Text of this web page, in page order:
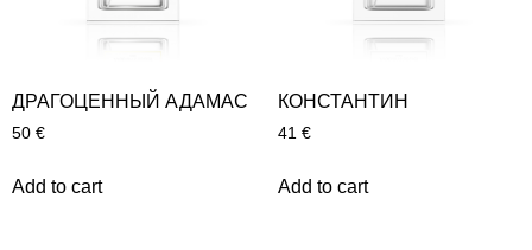
ДРАГОЦЕННЫЙ АДАМАС
50 €
Add to cart
КОНСТАНТИН
41 €
Add to cart